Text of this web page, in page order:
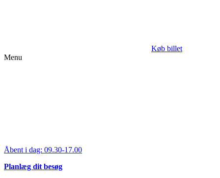
Køb billet
Menu
Åbent i dag: 09.30-17.00
Planlæg dit besøg